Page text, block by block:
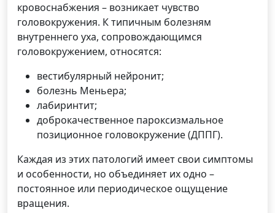
кровоснабжения – возникает чувство
головокружения. К типичным болезням
внутреннего уха, сопровождающимся
головокружением, относятся:
вестибулярный нейронит;
болезнь Меньера;
лабиринтит;
доброкачественное пароксизмальное
позиционное головокружение (ДППГ).
Каждая из этих патологий имеет свои симптомы
и особенности, но объединяет их одно –
постоянное или периодическое ощущение
вращения.